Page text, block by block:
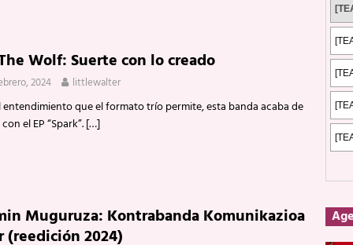
Wolf: Suerte con lo creado
2024 littlewalter
entendimiento que el formato trío permite, esta banda acaba de
el EP “Spark”.[…]
Muguruza: Kontrabanda Komunikazioa
(reedición 2024)